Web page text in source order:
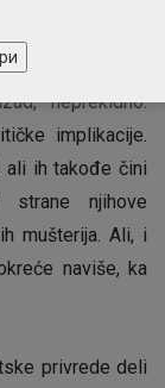
točka,
neprekidno.
implikacije.
ali ih takođe čini
njihove
mušterija. Ali, i
naviše, ka
privrede deli